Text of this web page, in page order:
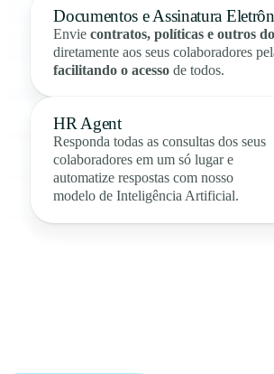
Documentos e Assinatura
Enviecontratos, políticas e outros
diretamente aos seus colaboradores
facilitando o acesso de todos.
HR Agent
Responda todas as consultas dos seus
colaboradores em um só lugar e
automatize respostas com nosso
modelo de Inteligência Artificial.